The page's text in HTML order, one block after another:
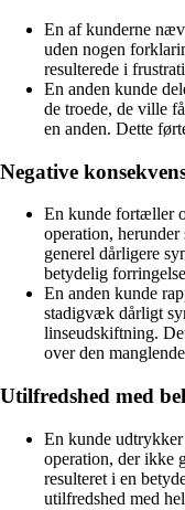
En af kunderne
uden nogen
resulterede i
En anden kunde
de troede, de ville
en anden. Dette
Negative
En kunde fortæller
operation,
generel dårligere
betydelig
En anden kunde
stadigvæk dårligt
linseudskiftning.
over den
Utilfredshed med
En kunde
operation, der ikke
resulteret i en
utilfredshed med